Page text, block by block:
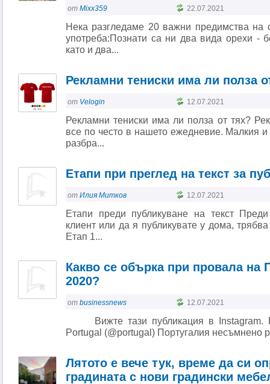
от Mixx359 22.07.2021
Нека разгледаме 20 важни предимства на
употреба:Познати са ни два вида орехи -
като и два...
Рекламни тениски има ли полза
от Velogin 12.07.2021
Рекламни тениски има ли полза от тях?
все по често в нашето ежедневие. Малкия
разбра...
Етапи при преглед на текст за
от Илия Митков 12.07.2021
Етапи преди публикуване на текст
клиент или да я публикувате у дома,
Етап 1...
Какво се обърка при провала на
2020?
от businessnews 12.07.2021
Вижте тази публикация в Instagram.
Portugal (@portugal) Португалия несъмнено
Лятото е вече тук, време да си
градината с нови градински